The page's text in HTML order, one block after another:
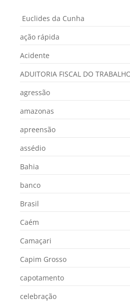
Euclides da Cunha
ação rápida
Acidente
ADUITORIA FISCAL DO
agressão
amazonas
apreensão
assédio
Bahia
banco
Brasil
Caém
Camaçari
Capim Grosso
capotamento
celebração